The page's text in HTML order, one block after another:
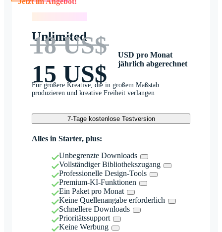
Unlimited
18 US$
15 US$
USD pro Monat
jährlich abgerechnet
Für größere Kreative, die in großem Maßstab
produzieren und kreative Freiheit verlangen
7-Tage kostenlose Testversion
Alles in Starter, plus:
Unbegrenzte Downloads
Vollständiger Bibliothekszugang
Professionelle Design-Tools
Premium-KI-Funktionen
Ein Paket pro Monat
Keine Quellenangabe erforderlich
Schnellere Downloads
Prioritätssupport
Keine Werbung